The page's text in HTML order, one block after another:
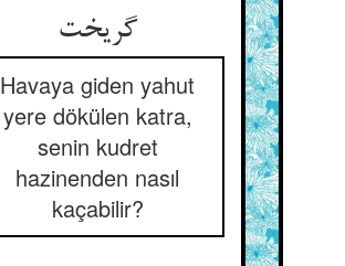
Havaya giden yahut
yere dökülen katra,
senin kudret
hazinenden nasıl
kaçabilir?